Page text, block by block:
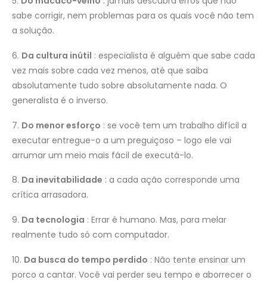
sabe corrigir, nem problemas para os quais você não tem
a solução.
6. Da cultura inútil : especialista é alguém que sabe cada
vez mais sobre cada vez menos, até que saiba
absolutamente tudo sobre absolutamente nada. O
generalista é o inverso.
7. Do menor esforço : se você tem um trabalho difícil a
executar entregue-o a um preguiçoso – logo ele vai
arrumar um meio mais fácil de executá-lo.
8. Da inevitabilidade : a cada ação corresponde uma
crítica arrasadora.
9. Da tecnologia : Errar é humano. Mas, para melar
realmente tudo só com computador.
10. Da busca do tempo perdido : Não tente ensinar um
porco a cantar. Você vai perder seu tempo e aborrecer o